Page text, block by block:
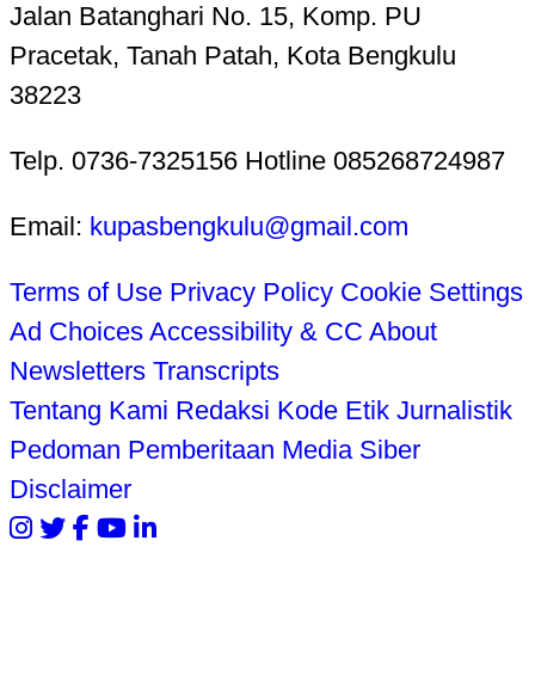
Jalan Batanghari No. 15, Komp. PU
Pracetak, Tanah Patah, Kota Bengkulu
38223
Telp. 0736-7325156 Hotline 085268724987
Email: kupasbengkulu@gmail.com
Terms of Use Privacy Policy Cookie Settings
Ad Choices Accessibility & CC About
Newsletters Transcripts
Tentang Kami Redaksi Kode Etik Jurnalistik
Pedoman Pemberitaan Media Siber
Disclaimer